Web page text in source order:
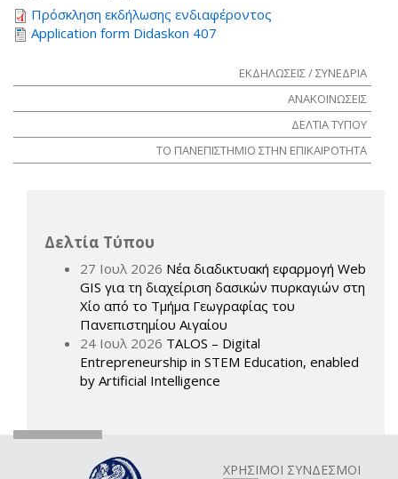
Πρόσκληση εκδήλωσης ενδιαφέροντος
Application form Didaskon 407
ΕΚΔΗΛΩΣΕΙΣ / ΣΥΝΕΔΡΙΑ
ΑΝΑΚΟΙΝΩΣΕΙΣ
ΔΕΛΤΙΑ ΤΥΠΟΥ
ΤΟ ΠΑΝΕΠΙΣΤΗΜΙΟ ΣΤΗΝ ΕΠΙΚΑΙΡΟΤΗΤΑ
Δελτία Τύπου
27 Ιουλ 2026 Νέα διαδικτυακή εφαρμογή Web
GIS για τη διαχείριση δασικών πυρκαγιών στη
Χίο από το Τμήμα Γεωγραφίας του
Πανεπιστημίου Αιγαίου
24 Ιουλ 2026 TALOS – Digital
Entrepreneurship in STEM Education, enabled
by Artificial Intelligence
ΧΡΗΣΙΜΟΙ ΣΥΝΔΕΣΜΟΙ